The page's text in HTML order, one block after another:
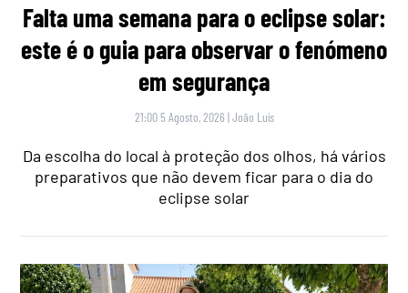
Falta uma semana para o eclipse solar:
este é o guia para observar o fenómeno
em segurança
21:00 5 Agosto, 2026 |João Luís
Da escolha do local à proteção dos olhos, há vários
preparativos que não devem ficar para o dia do
eclipse solar